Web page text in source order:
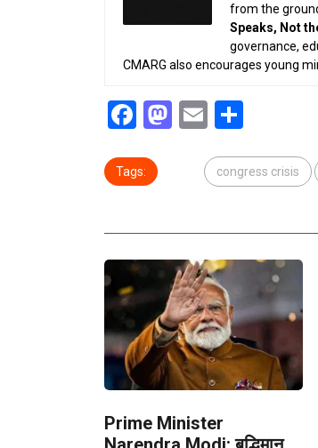
from the
Speaks, Not
governance,
CMARG also encourages young
Facebook
Mastodon
Email
Tags: congress crisis
Prime Minister